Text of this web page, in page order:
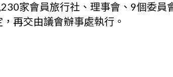
家會員旅行社、理事會、9個委
再交由議會辦事處執行。